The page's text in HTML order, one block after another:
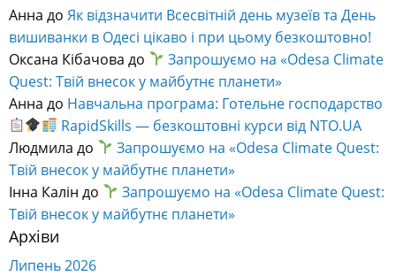
Анна до Як відзначити Всесвітній день музеїв та День
вишиванки в Одесі цікаво і при цьому безкоштовно!
Оксана Кібачова до
Запрошуємо на «Odesa Climate
Quest: Твій внесок у майбутнє планети»
Анна до Навчальна програма: Готельне господарство
RapidSkills — безкоштовні курси від NTO.UA
Людмила до
Запрошуємо на «Odesa Climate Quest:
Твій внесок у майбутнє планети»
Інна Калін до
Запрошуємо на «Odesa Climate Quest:
Твій внесок у майбутнє планети»
Архіви
Липень 2026